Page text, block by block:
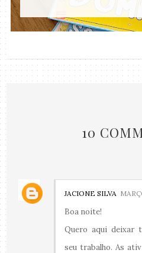
10
JACIONE SILVA
Boa noite!
Quero aqui deixar
seu trabalho. As